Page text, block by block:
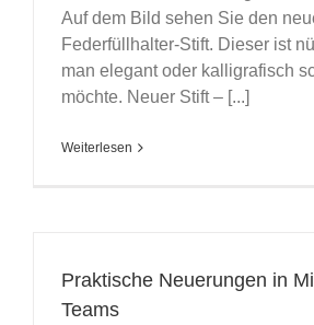
Auf dem Bild sehen Sie den
Federfüllhalter-Stift. Dieser ist
man elegant oder kalligrafisch
möchte. Neuer Stift – [...]
Weiterlesen
Praktische Neuerungen in
Teams